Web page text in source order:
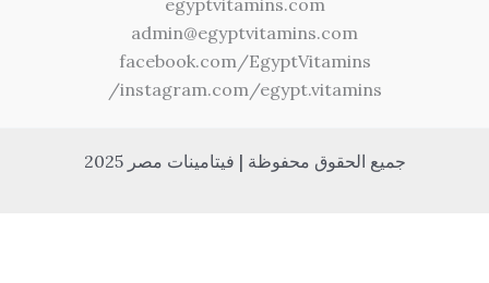
egyptvitamins.com
admin@egyptvitamins.com
facebook.com/EgyptVitamins
instagram.com/egypt.vitamins/
جميع الحقوق محفوظة | فيتامينات مصر 2025